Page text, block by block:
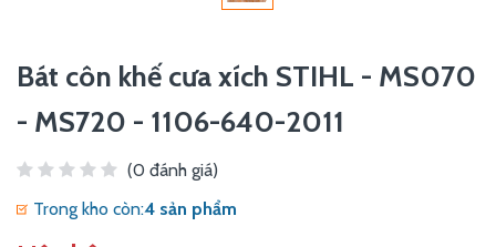
Bát côn khế cưa xích STIHL - MS070
- MS720 - 1106-640-2011
(0 đánh giá)
Trong kho còn:4 sản phẩm